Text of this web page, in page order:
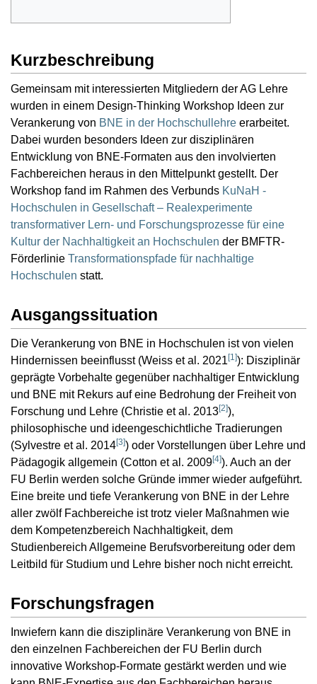
Kurzbeschreibung
Gemeinsam mit interessierten Mitgliedern der AG Lehre
wurden in einem Design-Thinking Workshop Ideen zur
Verankerung von BNE in der Hochschullehre erarbeitet.
Dabei wurden besonders Ideen zur disziplinären
Entwicklung von BNE-Formaten aus den involvierten
Fachbereichen heraus in den Mittelpunkt gestellt. Der
Workshop fand im Rahmen des Verbunds KuNaH -
Hochschulen in Gesellschaft – Realexperimente
transformativer Lern- und Forschungsprozesse für eine
Kultur der Nachhaltigkeit an Hochschulen der BMFTR-
Förderlinie Transformationspfade für nachhaltige
Hochschulen statt.
Ausgangssituation
Die Verankerung von BNE in Hochschulen ist von vielen
Hindernissen beeinflusst (Weiss et al. 2021 [1]): Disziplinär
geprägte Vorbehalte gegenüber nachhaltiger Entwicklung
und BNE mit Rekurs auf eine Bedrohung der Freiheit von
Forschung und Lehre (Christie et al. 2013[2]),
philosophische und ideengeschichtliche Tradierungen
(Sylvestre et al. 2014[3]) oder Vorstellungen über Lehre und
Pädagogik allgemein (Cotton et al. 2009[4]). Auch an der
FU Berlin werden solche Gründe immer wieder aufgeführt.
Eine breite und tiefe Verankerung von BNE in der Lehre
aller zwölf Fachbereiche ist trotz vieler Maßnahmen wie
dem Kompetenzbereich Nachhaltigkeit, dem
Studienbereich Allgemeine Berufsvorbereitung oder dem
Leitbild für Studium und Lehre bisher noch nicht erreicht.
Forschungsfragen
Inwiefern kann die disziplinäre Verankerung von BNE in
den einzelnen Fachbereichen der FU Berlin durch
innovative Workshop-Formate gestärkt werden und wie